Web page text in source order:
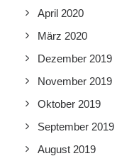
April 2020
März 2020
Dezember 2019
November 2019
Oktober 2019
September 2019
August 2019